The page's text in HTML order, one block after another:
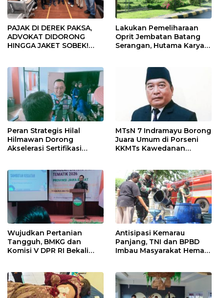
PAJAK DI DEREK PAKSA,
ADVOKAT DIDORONG
HINGGA JAKET SOBEK!
Pekanbaru!
Lakukan Pemeliharaan
Oprit Jembatan Batang
Serangan, Hutama Karya
Peran Strategis Hilal
Hilmawan Dorong
Akselerasi Sertifikasi
Indramayu
MTsN 7 Indramayu Borong
Juara Umum di Porseni
KKMTs Kawedanan
Wujudkan Pertanian
Tangguh, BMKG dan
Komisi V DPR RI Bekali
Antisipasi Kemarau
Panjang, TNI dan BPBD
Imbau Masyarakat Hemat